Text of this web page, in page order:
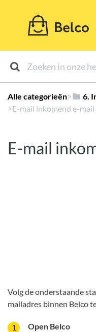
Alle categorieën​>​ ​6.
>​ E-mail inkomend e-mail
E-mail
Volg de onderstaande
mailadres binnen Belco
Open Belco